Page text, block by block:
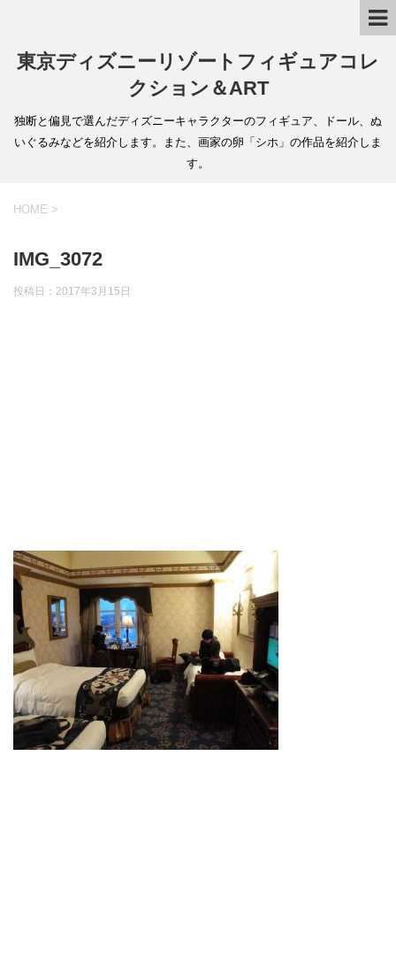
東京ディズニーリゾートフィギュアコレ
クション＆ART
独断と偏見で選んだディズニーキャラクターのフィギュア、ドール、ぬ
いぐるみなどを紹介します。また、画家の卵「シホ」の作品を紹介しま
す。
HOME >
IMG_3072
投稿日： 2017年3月15日